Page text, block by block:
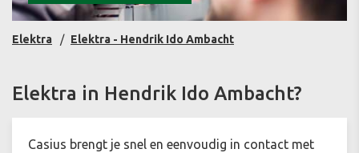
Elektra Elektra - Hendrik Ido Ambacht
Elektra in Hendrik Ido Ambacht?
Casius brengt je snel en eenvoudig in contact met